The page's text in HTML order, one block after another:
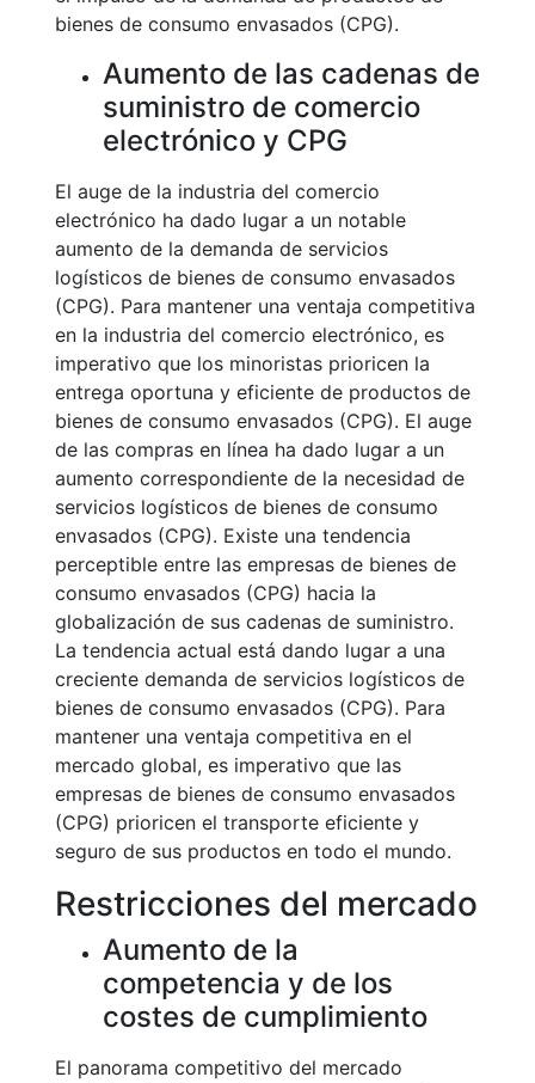
bienes de consumo envasados (CPG).
Aumento de las cadenas de
suministro de comercio
electrónico y CPG
El auge de la industria del comercio
electrónico ha dado lugar a un notable
aumento de la demanda de servicios
logísticos de bienes de consumo envasados
(CPG). Para mantener una ventaja competitiva
en la industria del comercio electrónico, es
imperativo que los minoristas prioricen la
entrega oportuna y eficiente de productos de
bienes de consumo envasados (CPG). El auge
de las compras en línea ha dado lugar a un
aumento correspondiente de la necesidad de
servicios logísticos de bienes de consumo
envasados (CPG). Existe una tendencia
perceptible entre las empresas de bienes de
consumo envasados (CPG) hacia la
globalización de sus cadenas de suministro.
La tendencia actual está dando lugar a una
creciente demanda de servicios logísticos de
bienes de consumo envasados (CPG). Para
mantener una ventaja competitiva en el
mercado global, es imperativo que las
empresas de bienes de consumo envasados
(CPG) prioricen el transporte eficiente y
seguro de sus productos en todo el mundo.
Restricciones del mercado
Aumento de la
competencia y de los
costes de cumplimiento
El panorama competitivo del mercado